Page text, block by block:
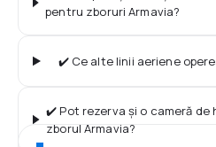
pentru zboruri Armavia?
✔️ Ce alte linii aeriene
✔️ Pot rezerva și o cameră de
zborul Armavia?